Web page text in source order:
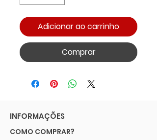
Adicionar ao carrinho
Comprar
INFORMAÇÕES
COMO COMPRAR?